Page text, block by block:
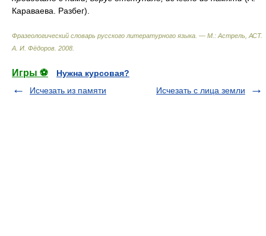
Караваева. Разбег).
Фразеологический словарь русского литературного языка. — М.: Астрель, АСТ.
А. И. Фёдоров 2008
Игры ⚽
Нужна курсовая?
Исчезать из памяти
Исчезать с лица земли